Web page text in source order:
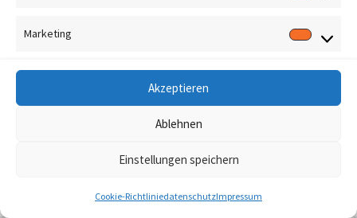
Marketing
Akzeptieren
Ablehnen
Einstellungen speichern
Cookie-RichtliniedatenschutzImpressum